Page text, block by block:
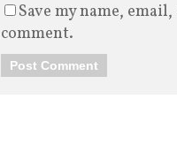
Save my name,
comment.